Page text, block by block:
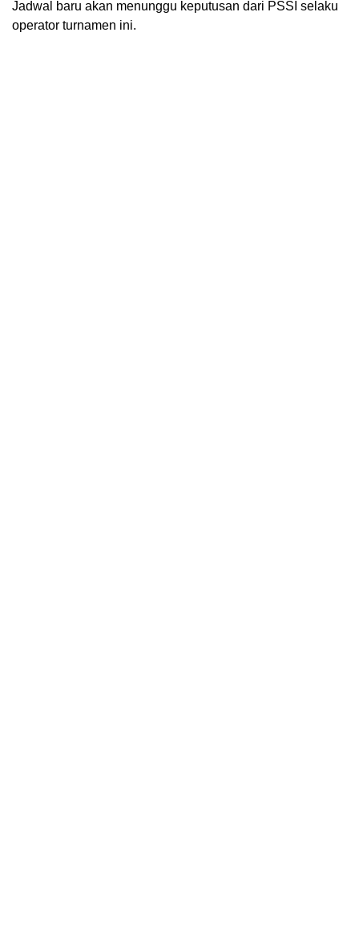
Jadwal baru akan menunggu keputusan dari PSSI selaku
operator turnamen ini.